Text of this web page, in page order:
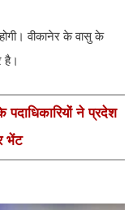
वीकानेर के वासु के
है।
ने प्रदेश
भेंट